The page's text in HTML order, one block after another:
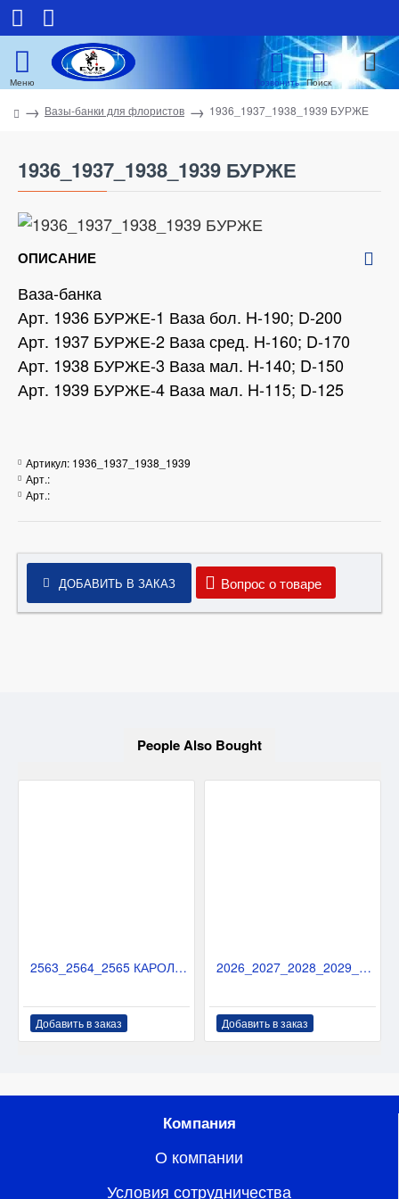
Вазы-банки для флористов 1936_1937_1938_1939 БУРЖЕ
1936_1937_1938_1939 БУРЖЕ
ОПИСАНИЕ
Ваза-банка
Арт. 1936 БУРЖЕ-1 Ваза бол. H-190; D-200
Арт. 1937 БУРЖЕ-2 Ваза сред. H-160; D-170
Арт. 1938 БУРЖЕ-3 Ваза мал. H-140; D-150
Арт. 1939 БУРЖЕ-4 Ваза мал. H-115; D-125
Артикул: 1936_1937_1938_1939
Арт.:
Арт.:
ДОБАВИТЬ В ЗАКАЗ Вопрос о товаре
People Also Bought
2563_2564_2565 КАРОЛИНА
Добавить в заказ
2026_2027_2028_2029_2030 ПАДЕРБОРН-150
Добавить в заказ
Компания
О компании
Условия сотрудничества